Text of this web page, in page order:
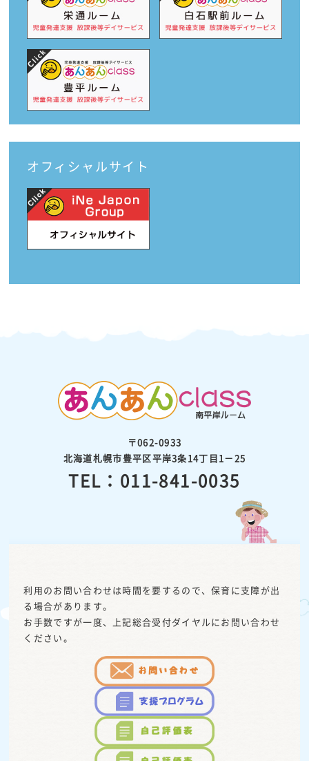
オフィシャルサイト
〒062-0933
北海道札幌市豊平区平岸3条14丁目1－25
TEL：011-841-0035
利用のお問い合わせは時間を要するので、保育に支障が出
る場合があります。
お手数ですが一度、上記総合受付ダイヤルにお問い合わせ
ください。